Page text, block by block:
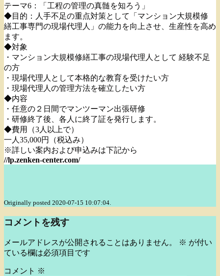
テーマ6：「工程の管理の真髄を知ろう」
◆目的：人手不足の重点対策として「マンション大規模修
繕工事専門の現場代理人」の能力を向上させ、生産性を高め
ます。
◆対象
・マンション大規模修繕工事の現場代理人として 経験不足
の方
・現場代理人として本格的な教育を受けたい方
・現場代理人の管理方法を確立したい方
◆内容
・任意の２日間でマンツーマン出張研修
・研修終了後、各人に終了証を発行します。
◆費用（3人以上で）
一人35,000円（税込み）
※詳しい案内および申込みは下記から
//lp.zenken-center.com/
Originally posted 2020-07-15 10:07:04.
コメントを残す
メールアドレスが公開されることはありません。 ※ が付い
ている欄は必須項目です
コメント ※